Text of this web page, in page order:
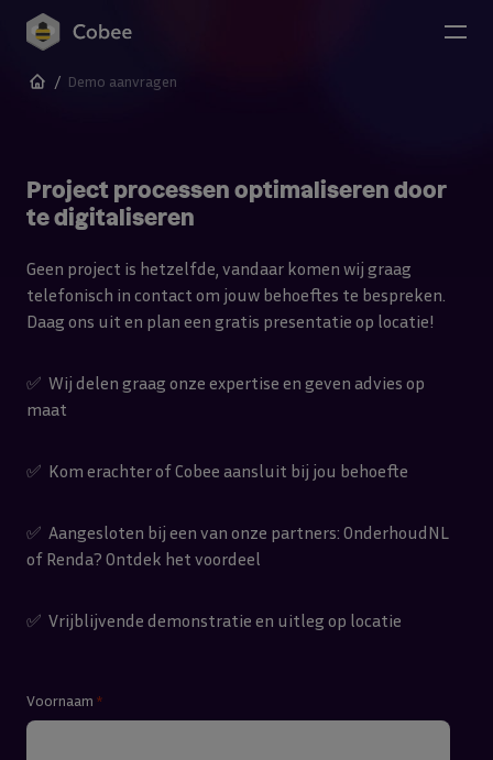
Naar de content
/ Demo aanvragen
Voornaam *
Project processen optimaliseren door
te digitaliseren
Geen project is hetzelfde, vandaar komen wij graag
telefonisch in contact om jouw behoeftes te bespreken.
Daag ons uit en plan een gratis presentatie op locatie!
✅ Wij delen graag onze expertise en geven advies op
maat
✅ Kom erachter of Cobee aansluit bij jou behoefte
✅ Aangesloten bij een van onze partners: OnderhoudNL
of Renda? Ontdek het voordeel
✅ Vrijblijvende demonstratie en uitleg op locatie